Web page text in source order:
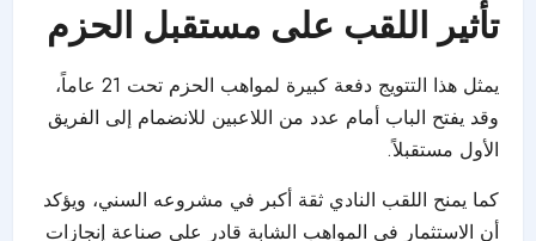
تأثير اللقب على مستقبل الحزم
يمثل هذا التتويج دفعة كبيرة لمواهب الحزم تحت 21 عاماً،
وقد يفتح الباب أمام عدد من اللاعبين للانضمام إلى الفريق
الأول مستقبلاً.
كما يمنح اللقب النادي ثقة أكبر في مشروعه السني، ويؤكد
أن الاستثمار في المواهب الشابة قادر على صناعة إنجازات